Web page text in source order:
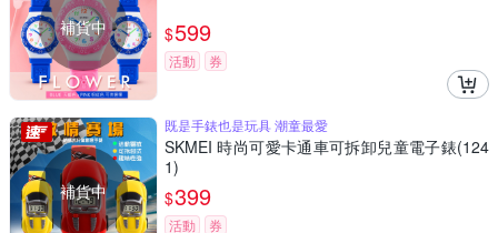
補貨中 $599
活動 券
補貨中
既是手錶也是玩具 潮童最愛
SKMEI 時尚可愛卡通車可拆卸兒童電子錶(124
1)
$399
活動 券